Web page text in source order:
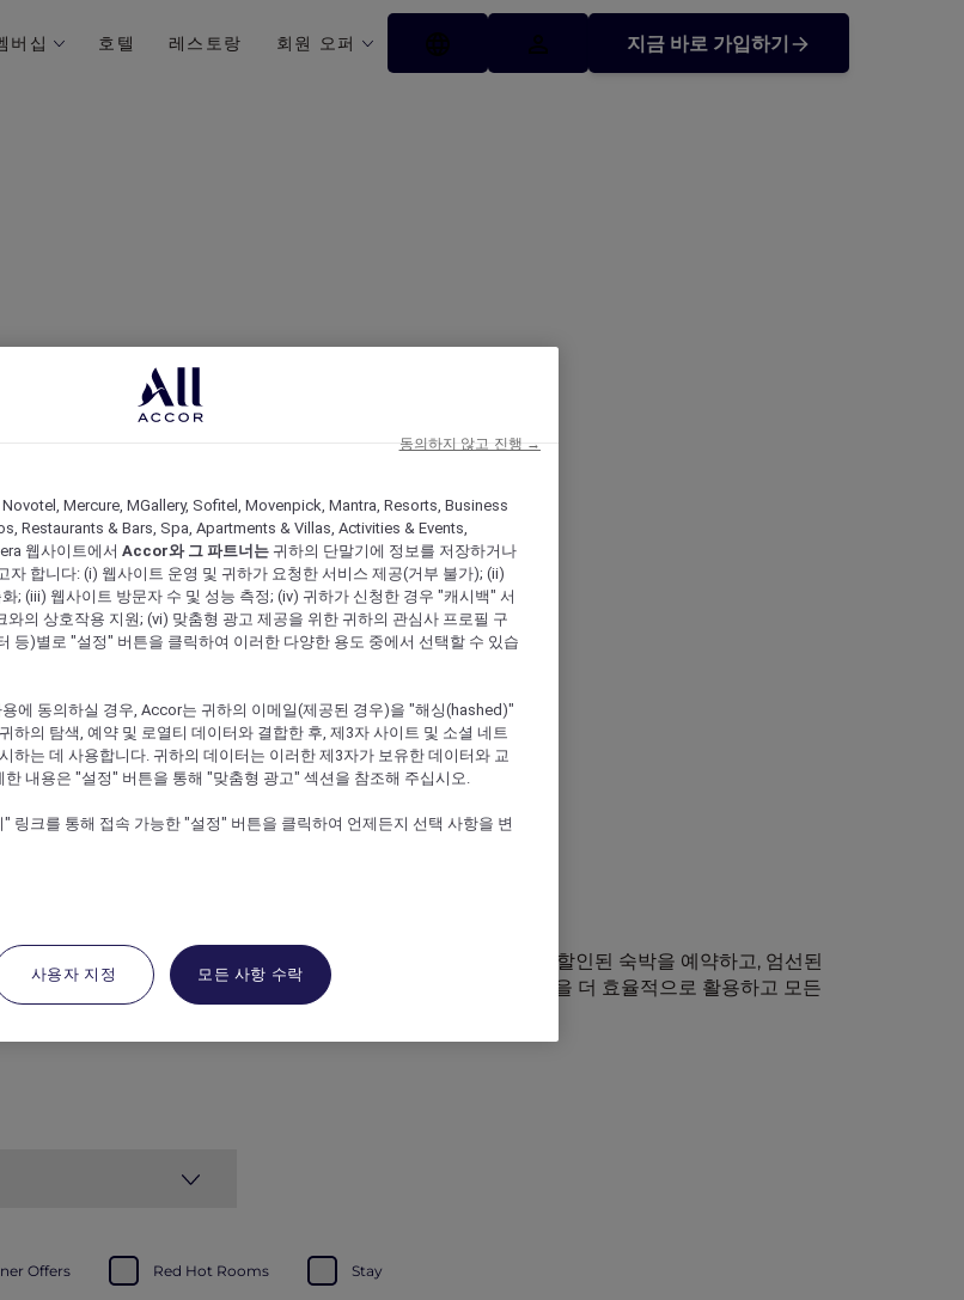
버십 호텔 레스토랑 회원 오퍼 지금 바로 가입하기
호텔 특가 프로모션
& 프로모션
특가를 받아보실 수 있습니다. Red Hot Rooms로 최대 50% 할인된 숙박을 예약하고, 엄선된
이벤트에 참여하고, 파트너 특별 혜택을 누려보세요. 여행 예산을 더 효율적으로 활용하고 모든
Offers Red Hot Rooms Stay
Mercure, MGallery, Sofitel, Movenpick, Mantra, Resorts, Business
Restaurants & Bars, Spa, Apartments & Villas, Activities & Events,
웹사이트에서 Accor와 그 파트너는 귀하의 단말기에 정보를 저장하거나
자 합니다: (i) 웹사이트 운영 및 귀하가 요청한 서비스 제공(거부 불가); (ii)
; (iii) 웹사이트 방문자 수 및 성능 측정; (iv) 귀하가 신청한 경우 "캐시백" 서
와의 상호작용 지원; (vi) 맞춤형 광고 제공을 위한 귀하의 관심사 프로필 구
등)별로 "설정" 버튼을 클릭하여 이러한 다양한 용도 중에서 선택할 수 있습
에 동의하실 경우, Accor는 귀하의 이메일(제공된 경우)을 "해싱(hashed)"
하의 탐색, 예약 및 로열티 데이터와 결합한 후, 제3자 사이트 및 소셜 네트
하는 데 사용합니다. 귀하의 데이터는 이러한 제3자가 보유한 데이터와 교
한 내용은 "설정" 버튼을 통해 "맞춤형 광고" 섹션을 참조해 주십시오.
링크를 통해 접속 가능한 "설정" 버튼을 클릭하여 언제든지 선택 사항을 변
사용자 지정 모든 사항 수락
동의하지 않고 진행 →